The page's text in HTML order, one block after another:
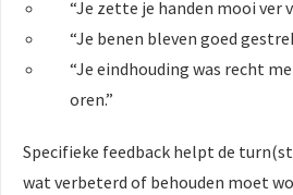
“Je zette je handen mooi ver
“Je benen bleven goed
“Je eindhouding was recht
oren.”
Specifieke feedback helpt de
wat verbeterd of behouden moet